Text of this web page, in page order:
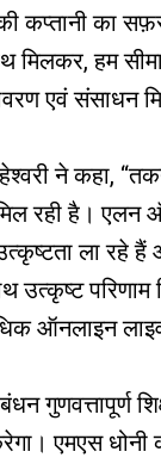
का सफ़र
मिलकर, हम
एवं संसाधन
ने कहा,
रही है। एलन
उत्कृष्टता ला
ऑनलाइन
एमएस धोनी